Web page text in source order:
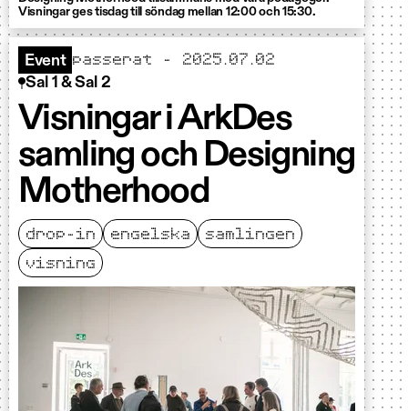
Visningar ges tisdag till söndag mellan 12:00 och 15:30.
Event passerat - 2025.07.02
Sal 1 & Sal 2
Visningar i ArkDes
samling och Designing
Motherhood
drop-in engelska
samlingen
visning